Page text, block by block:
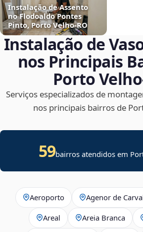
Instalação de Assento
no Flodoaldo Pontes
Pinto, Porto Velho‑RO
Instalação de
nos Principais
Porto
Serviços especializados de
nos principais bairros de
59bairros atendidos em
Aeroporto Agenor de
Areal Areia Branca